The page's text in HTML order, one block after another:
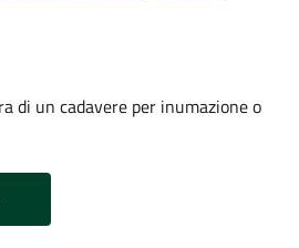
di un cadavere per inumazione o